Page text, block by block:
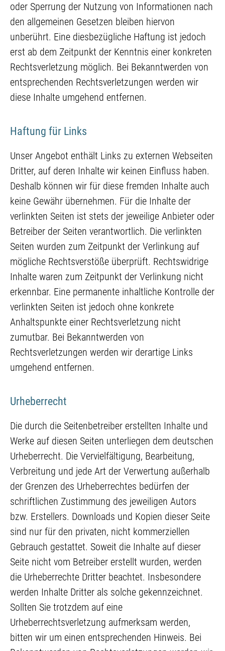
oder Sperrung der Nutzung von Informationen nach
den allgemeinen Gesetzen bleiben hiervon
unberührt. Eine diesbezügliche Haftung ist jedoch
erst ab dem Zeitpunkt der Kenntnis einer konkreten
Rechtsverletzung möglich. Bei Bekanntwerden von
entsprechenden Rechtsverletzungen werden wir
diese Inhalte umgehend entfernen.
Haftung für Links
Unser Angebot enthält Links zu externen Webseiten
Dritter, auf deren Inhalte wir keinen Einfluss haben.
Deshalb können wir für diese fremden Inhalte auch
keine Gewähr übernehmen. Für die Inhalte der
verlinkten Seiten ist stets der jeweilige Anbieter oder
Betreiber der Seiten verantwortlich. Die verlinkten
Seiten wurden zum Zeitpunkt der Verlinkung auf
mögliche Rechtsverstöße überprüft. Rechtswidrige
Inhalte waren zum Zeitpunkt der Verlinkung nicht
erkennbar. Eine permanente inhaltliche Kontrolle der
verlinkten Seiten ist jedoch ohne konkrete
Anhaltspunkte einer Rechtsverletzung nicht
zumutbar. Bei Bekanntwerden von
Rechtsverletzungen werden wir derartige Links
umgehend entfernen.
Urheberrecht
Die durch die Seitenbetreiber erstellten Inhalte und
Werke auf diesen Seiten unterliegen dem deutschen
Urheberrecht. Die Vervielfältigung, Bearbeitung,
Verbreitung und jede Art der Verwertung außerhalb
der Grenzen des Urheberrechtes bedürfen der
schriftlichen Zustimmung des jeweiligen Autors
bzw. Erstellers. Downloads und Kopien dieser Seite
sind nur für den privaten, nicht kommerziellen
Gebrauch gestattet. Soweit die Inhalte auf dieser
Seite nicht vom Betreiber erstellt wurden, werden
die Urheberrechte Dritter beachtet. Insbesondere
werden Inhalte Dritter als solche gekennzeichnet.
Sollten Sie trotzdem auf eine
Urheberrechtsverletzung aufmerksam werden,
bitten wir um einen entsprechenden Hinweis. Bei